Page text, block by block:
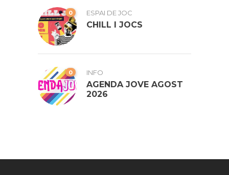
0 ESPAI DE JOC
CHILL I JOCS
0 INFO
AGENDA JOVE AGOST
2026